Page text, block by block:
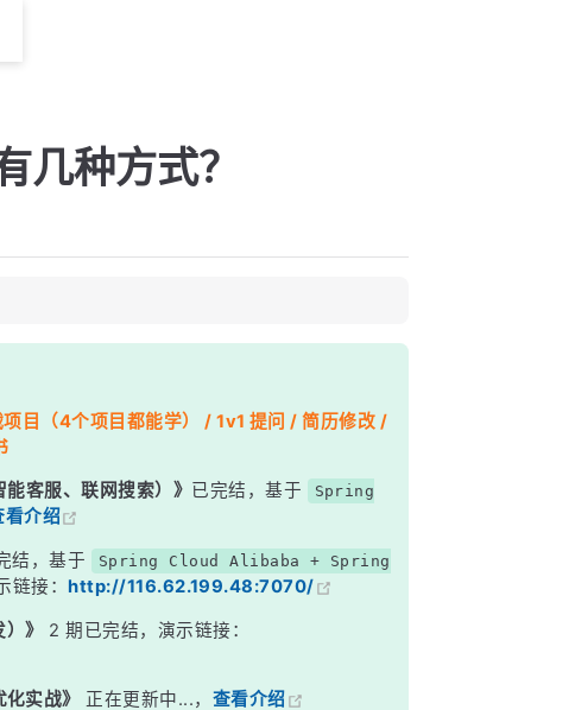
几种方式？
目（4个项目都能学） / 1v1 提问 / 简历修改 /
客服、联网搜索）》 已完结，基于
Spring
看介绍
结，基于
Spring Cloud Alibaba + Spring
链接：http://116.62.199.48:7070/
》
2 期已完结，演示链接：
实战》 正在更新中...， 查看介绍